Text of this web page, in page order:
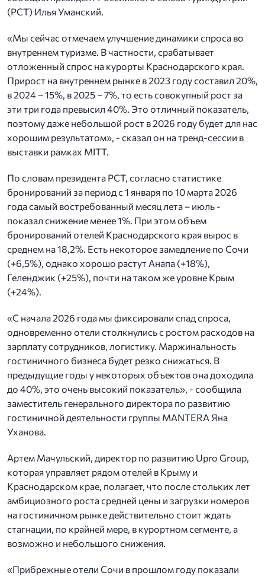
(РСТ) Илья Уманский.
«Мы сейчас отмечаем улучшение динамики спроса во
внутреннем туризме. В частности, срабатывает
отложенный спрос на курорты Краснодарского края.
Прирост на внутреннем рынке в 2023 году составил 20%,
в 2024 – 15%, в 2025 – 7%, то есть совокупный рост за
эти три года превысил 40%. Это отличный показатель,
поэтому даже небольшой рост в 2026 году будет для нас
хорошим результатом», - сказал он на тренд-сессии в
выставки рамках MITT.
По словам президента РСТ, согласно статистике
бронирований за период с 1 января по 10 марта 2026
года самый востребованный месяц лета – июль -
показал снижение менее 1%. При этом объем
бронирований отелей Краснодарского края вырос в
среднем на 18,2%. Есть некоторое замедление по Сочи
(+6,5%), однако хорошо растут Анапа (+18%),
Геленджик (+25%), почти на таком же уровне Крым
(+24%).
«С начала 2026 года мы фиксировали спад спроса,
одновременно отели столкнулись с ростом расходов на
зарплату сотрудников, логистику. Маржинальность
гостиничного бизнеса будет резко снижаться. В
предыдущие годы у некоторых объектов она доходила
до 40%, это очень высокий показатель», - сообщила
заместитель генерального директора по развитию
гостиничной деятельности группы MANTERA Яна
Уханова.
Артем Мачульский, директор по развитию Upro Group,
которая управляет рядом отелей в Крыму и
Краснодарском крае, полагает, что после стольких лет
амбициозного роста средней цены и загрузки номеров
на гостиничном рынке действительно стоит ждать
стагнации, по крайней мере, в курортном сегменте, а
возможно и небольшого снижения.
«Прибрежные отели Сочи в прошлом году показали